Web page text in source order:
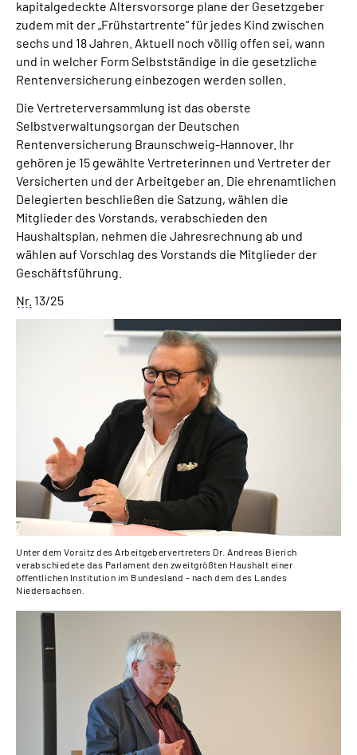
kapitalgedeckte Altersvorsorge plane der Gesetzgeber
zudem mit der „Frühstartrente“ für jedes Kind zwischen
sechs und 18 Jahren. Aktuell noch völlig offen sei, wann
und in welcher Form Selbstständige in die gesetzliche
Rentenversicherung einbezogen werden sollen.
Die Vertreterversammlung ist das oberste
Selbstverwaltungsorgan der Deutschen
Rentenversicherung Braunschweig-Hannover. Ihr
gehören je 15 gewählte Vertreterinnen und Vertreter der
Versicherten und der Arbeitgeber an. Die ehrenamtlichen
Delegierten beschließen die Satzung, wählen die
Mitglieder des Vorstands, verabschieden den
Haushaltsplan, nehmen die Jahresrechnung ab und
wählen auf Vorschlag des Vorstands die Mitglieder der
Geschäftsführung.
Nr. 13/25
Unter dem Vorsitz des Arbeitgebervertreters Dr. Andreas Bierich
verabschiedete das Parlament den zweitgrößten Haushalt einer
öffentlichen Institution im Bundesland - nach dem des Landes
Niedersachsen.